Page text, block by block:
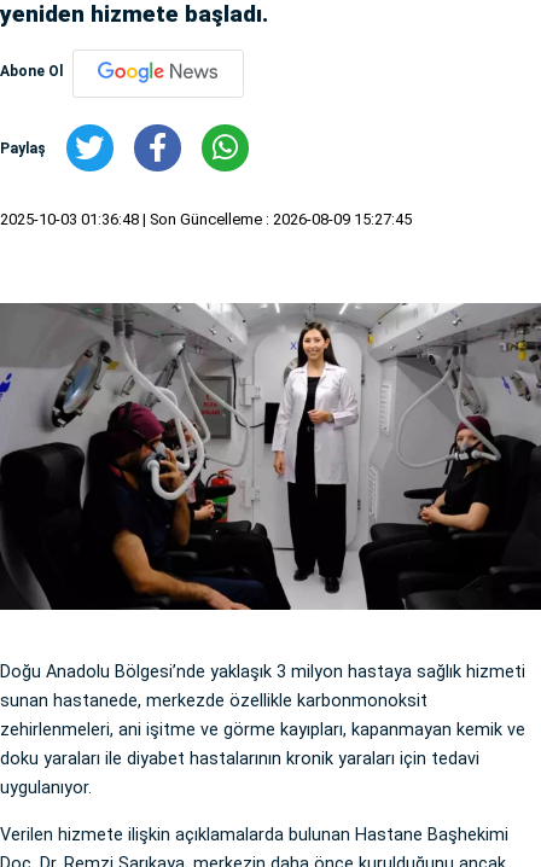
yeniden hizmete başladı.
Abone Ol
Paylaş
2025-10-03 01:36:48 | Son Güncelleme : 2026-08-09 15:27:45
Doğu Anadolu Bölgesi’nde yaklaşık 3 milyon hastaya sağlık hizmeti
sunan hastanede, merkezde özellikle karbonmonoksit
zehirlenmeleri, ani işitme ve görme kayıpları, kapanmayan kemik ve
doku yaraları ile diyabet hastalarının kronik yaraları için tedavi
uygulanıyor.
Verilen hizmete ilişkin açıklamalarda bulunan Hastane Başhekimi